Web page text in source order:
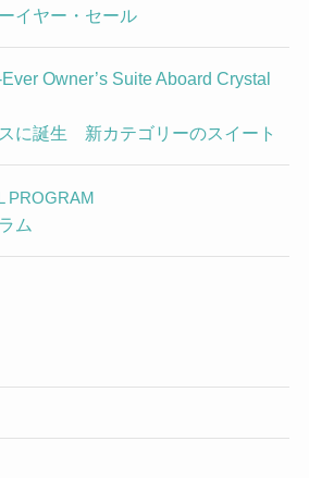
イヤー・セール
Owner’s Suite Aboard Crystal
に誕生 新カテゴリーのスイート
PROGRAM
ム